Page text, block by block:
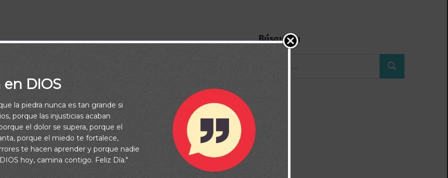
nada deseo en la tierra. Mi carne y mi corazón
es Dios para siempre. Porque he aquí, los que se alejan de
aparta. Pero en cuanto a mí, el acercarme a Dios es el
contar todas tus obras. Salmo 73:25-28
Búsqueda
DIOS
la piedra nunca es tan grande si
porque las injusticias acaban
el dolor se supera, porque el
porque el miedo te fortalece,
te hacen aprender y porque nadie
hoy, camina contigo. Feliz Día."